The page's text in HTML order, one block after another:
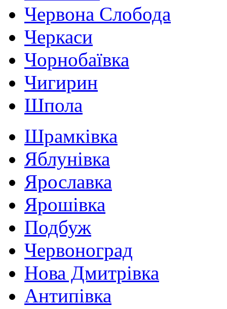
Червона Слобода
Черкаси
Чорнобаївка
Чигирин
Шпола
Шрамківка
Яблунівка
Ярославка
Ярошівка
Подбуж
Червоноград
Нова Дмитрівка
Антипівка